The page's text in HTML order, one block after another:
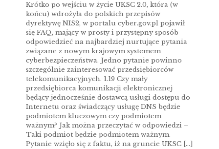
Krótko po wejściu w życie UKSC 2.0, która (w
końcu) wdrożyła do polskich przepisów
dyrektywę NIS2, w portalu cyber.gov.pl pojawił
się FAQ, mający w prosty i przystępny sposób
odpowiedzieć na najbardziej nurtujące pytania
związane z nowym krajowym systemem
cyberbezpieczeństwa. Jedno pytanie powinno
szczególnie zainteresować przedsiębiorców
telekomunikacyjnych. 1.19 Czy mały
przedsiębiorca komunikacji elektronicznej
będący jednocześnie dostawcą usługi dostępu do
Internetu oraz świadczący usługę DNS będzie
podmiotem kluczowym czy podmiotem
ważnym? Jak można przeczytać w odpowiedzi –
Taki podmiot będzie podmiotem ważnym.
Pytanie wzięło się z faktu, iż na gruncie UKSC […]